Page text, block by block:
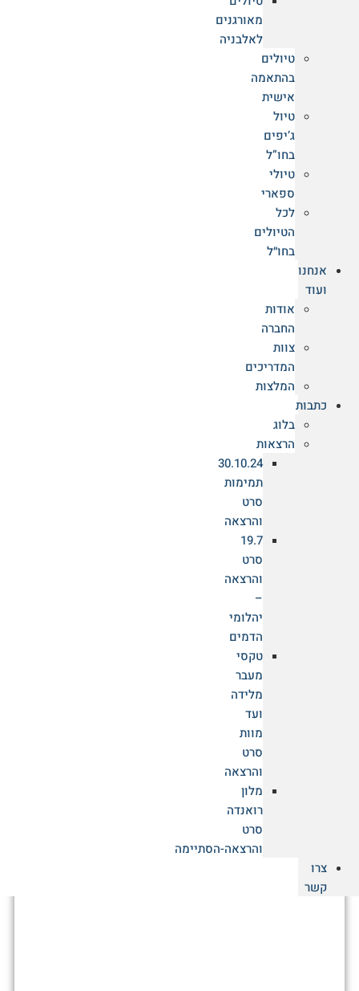
מאורגנים
לאלבניה
טיולים
בהתאמה
אישית
טיול
ג’יפים
בחו”ל
טיולי
ספארי
לכל
הטיולים
בחו״ל
אנחנו
ועוד
אודות
החברה
צוות
המדריכים
המלצות
כתבות
בלוג
הרצאות
30.10.24
תמימות
סרט
והרצאה
19.7
סרט
והרצאה
–
יהלומי
הדמים
טקסי
מעבר
מלידה
ועד
מוות
סרט
והרצאה
מלון
רואנדה
סרט
והרצאה-הסתיימה
צרו
קשר
אוגנדה למטייל: מסע אל הפנינה הירוקה והפראית של אפריקה
רוצים מידע נוסף?
השאירו הודעה ונחזור אליכם
גלריית טיולים
הרי הטאורוס בתורכיה
טרק לכפרים הנחבאים בין הפסגות